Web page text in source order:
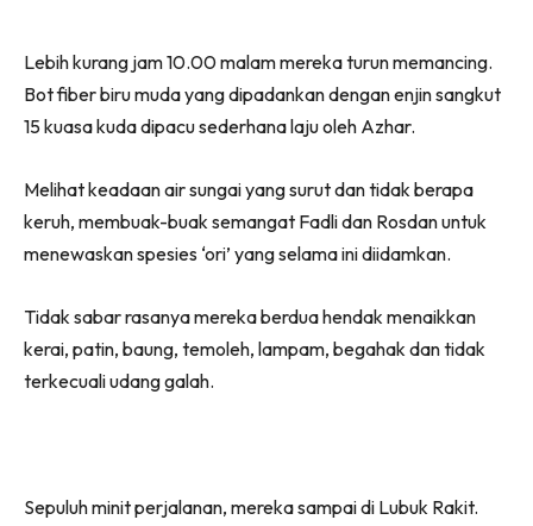
Lebih kurang jam 10.00 malam mereka turun memancing.
Bot fiber biru muda yang dipadankan dengan enjin sangkut
15 kuasa kuda dipacu sederhana laju oleh Azhar.
Melihat keadaan air sungai yang surut dan tidak berapa
keruh, membuak-buak semangat Fadli dan Rosdan untuk
menewaskan spesies ‘ori’ yang selama ini diidamkan.
Tidak sabar rasanya mereka berdua hendak menaikkan
kerai, patin, baung, temoleh, lampam, begahak dan tidak
terkecuali udang galah.
Sepuluh minit perjalanan, mereka sampai di Lubuk Rakit.